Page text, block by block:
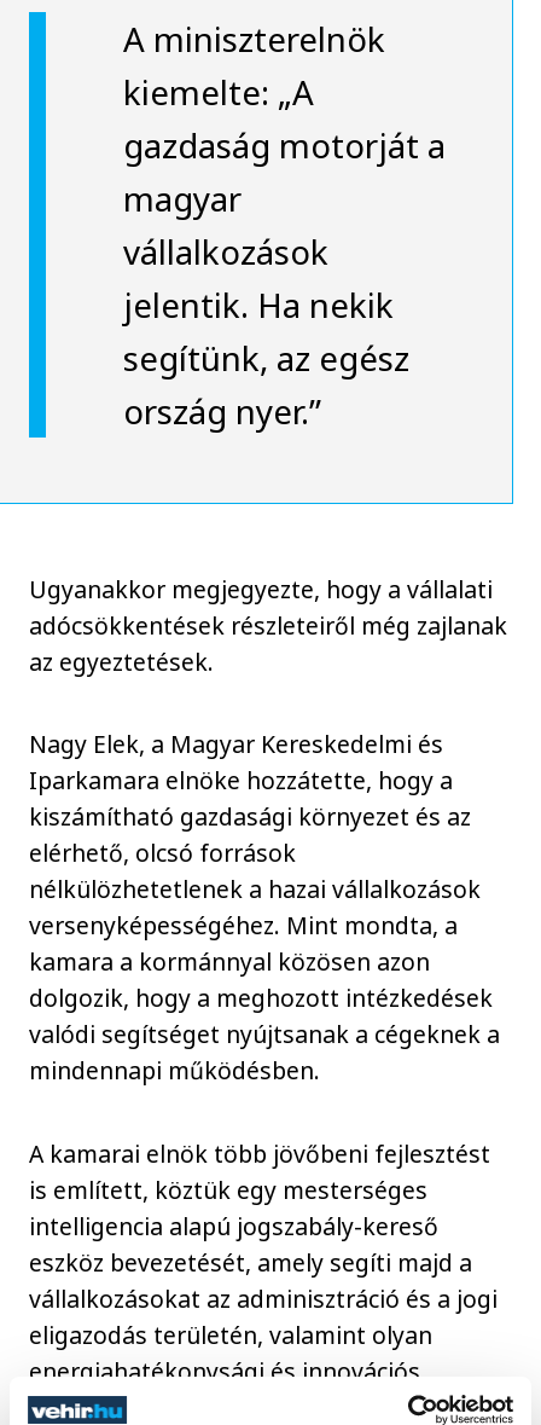
A miniszterelnök
kiemelte: „A
gazdaság motorját a
magyar
vállalkozások
jelentik. Ha nekik
segítünk, az egész
ország nyer.”
Ugyanakkor megjegyezte, hogy a vállalati
adócsökkentések részleteiről még zajlanak
az egyeztetések.
Nagy Elek, a Magyar Kereskedelmi és
Iparkamara elnöke hozzátette, hogy a
kiszámítható gazdasági környezet és az
elérhető, olcsó források
nélkülözhetetlenek a hazai vállalkozások
versenyképességéhez. Mint mondta, a
kamara a kormánnyal közösen azon
dolgozik, hogy a meghozott intézkedések
valódi segítséget nyújtsanak a cégeknek a
mindennapi működésben.
A kamarai elnök több jövőbeni fejlesztést
is említett, köztük egy mesterséges
intelligencia alapú jogszabály-kereső
eszköz bevezetését, amely segíti majd a
vállalkozásokat az adminisztráció és a jogi
eligazodás területén, valamint olyan
energiahatékonysági és innovációs
programokat, amelyek olcsóbbá és